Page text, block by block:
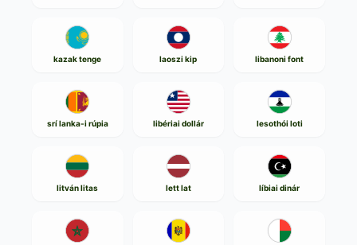
kazak tenge laoszi kip libanoni font
srí lanka-i rúpia libériai dollár lesothói loti
litván litas lett lat líbiai dinár